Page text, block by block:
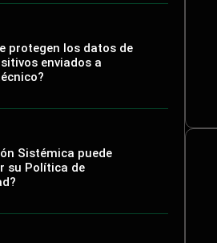
protegen los datos de
enviados a
Sistémica puede
su Política de